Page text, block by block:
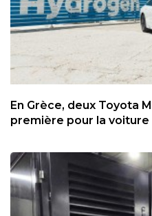
En Grèce, deux Toyota
première pour la